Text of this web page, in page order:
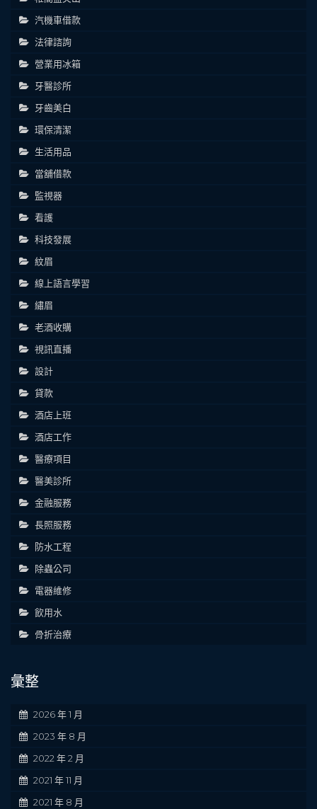
汽機車借款
法律諮詢
營業用冰箱
牙醫診所
牙齒美白
環保清潔
生活用品
當舖借款
監視器
看護
科技發展
紋眉
線上語言學習
繡眉
老酒收購
視訊直播
設計
貸款
酒店上班
酒店工作
醫療項目
醫美診所
金融服務
長照服務
防水工程
除蟲公司
電器維修
飲用水
骨折治療
彙整
2026 年 1 月
2023 年 8 月
2022 年 2 月
2021 年 11 月
2021 年 8 月